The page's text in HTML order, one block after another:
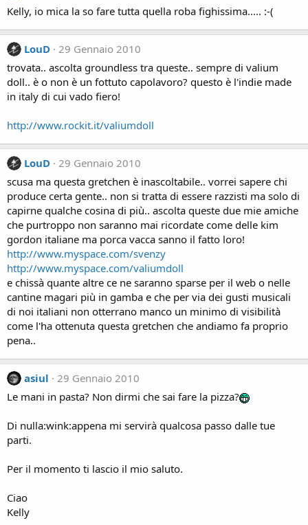
Kelly, io mica la so fare tutta quella roba fighissima..... :-(
LouD 29 Gennaio 2010
trovata.. ascolta groundless tra queste.. sempre di valium
doll.. è o non è un fottuto capolavoro? questo è l'indie made
in italy di cui vado fiero!
http://www.rockit.it/valiumdoll
LouD 29 Gennaio 2010
scusa ma questa gretchen è inascoltabile.. vorrei sapere chi
produce certa gente.. non si tratta di essere razzisti ma solo di
capirne qualche cosina di più.. ascolta queste due mie amiche
che purtroppo non saranno mai ricordate come delle kim
gordon italiane ma porca vacca sanno il fatto loro!
http://www.myspace.com/svenzy
http://www.myspace.com/valiumdoll
e chissà quante altre ce ne saranno sparse per il web o nelle
cantine magari più in gamba e che per via dei gusti musicali
di noi italiani non otterrano manco un minimo di visibilità
come l'ha ottenuta questa gretchen che andiamo fa proprio
pena..
asiul
29 Gennaio 2010
Le mani in pasta? Non dirmi che sai fare la pizza?
Di nulla:wink:appena mi servirà qualcosa passo dalle tue
parti.
Per il momento ti lascio il mio saluto.
Ciao
Kelly